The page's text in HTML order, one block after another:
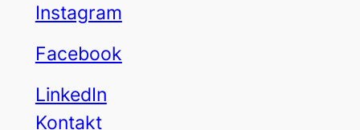
Instagram
Facebook
LinkedIn
Kontakt